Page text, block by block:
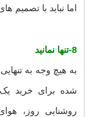
اما نباید با تصمیم
8-تنها نمانید
به هیچ وجه به
شده برای خرید
روشنایی روز،